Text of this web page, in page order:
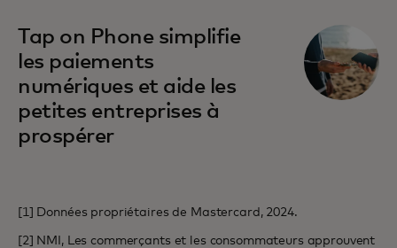
Tap on Phone simplifie
les paiements
numériques et aide les
petites entreprises à
prospérer
s’ouvre dans un nouvel onglet
[1] Données propriétaires de Mastercard, 2024.
[2] NMI, Les commerçants et les consommateurs approuvent